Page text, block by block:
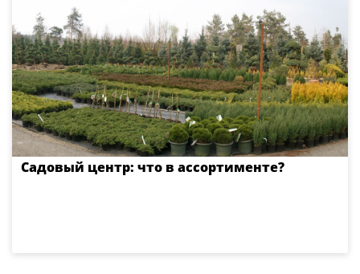
Садовый центр: что в ассортименте?